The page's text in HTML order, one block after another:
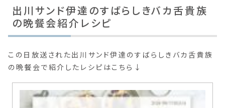
出川サンド伊達のすばらしきバカ舌貴族
の晩餐会紹介レシピ
この日放送された出川サンド伊達のすばらしきバカ舌貴族
の晩餐会で紹介したレシピはこちら↓